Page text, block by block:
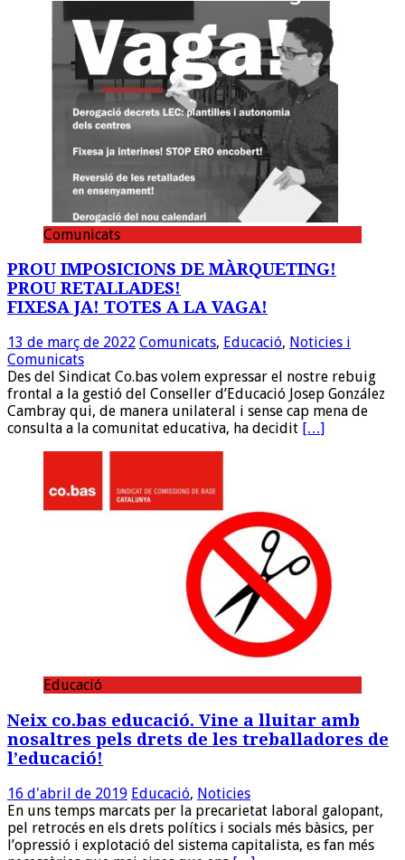
Comunicats
PROU IMPOSICIONS DE MÀRQUETING!
PROU RETALLADES!
FIXESA JA! TOTES A LA VAGA!
13 de març de 2022 Comunicats, Educació, Noticies i
Comunicats
Des del Sindicat Co.bas volem expressar el nostre rebuig
frontal a la gestió del Conseller d’Educació Josep González
Cambray qui, de manera unilateral i sense cap mena de
consulta a la comunitat educativa, ha decidit […]
Educació
Neix co.bas educació. Vine a lluitar amb
nosaltres pels drets de les treballadores de
l’educació!
16 d'abril de 2019 Educació, Noticies
En uns temps marcats per la precarietat laboral galopant,
pel retrocés en els drets polítics i socials més bàsics, per
l’opressió i explotació del sistema capitalista, es fan més